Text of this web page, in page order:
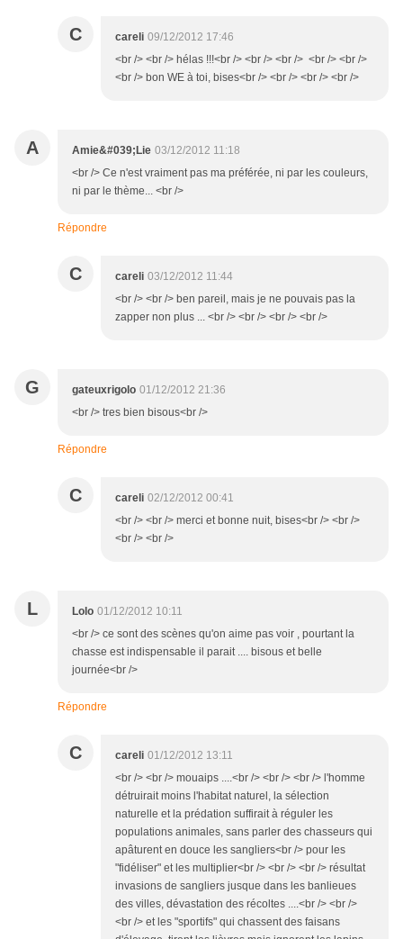
C careli 09/12/2012 17:46
<br /> <br /> hélas !!!<br /> <br /> <br /> <br /> <br />
<br /> bon WE à toi, bises<br /> <br /> <br /> <br />
A Amie&#039;Lie 03/12/2012 11:18
<br /> Ce n'est vraiment pas ma préférée, ni par les couleurs,
ni par le thème... <br />
Répondre
C careli 03/12/2012 11:44
<br /> <br /> ben pareil, mais je ne pouvais pas la
zapper non plus ... <br /> <br /> <br /> <br />
G gateuxrigolo 01/12/2012 21:36
<br /> tres bien bisous<br />
Répondre
C careli 02/12/2012 00:41
<br /> <br /> merci et bonne nuit, bises<br /> <br />
<br /> <br />
L Lolo 01/12/2012 10:11
<br /> ce sont des scènes qu'on aime pas voir , pourtant la
chasse est indispensable il parait .... bisous et belle
journée<br />
Répondre
C careli 01/12/2012 13:11
<br /> <br /> mouaips ....<br /> <br /> <br /> l'homme
détruirait moins l'habitat naturel, la sélection
naturelle et la prédation suffirait à réguler les
populations animales, sans parler des chasseurs qui
apâturent en douce les sangliers<br /> pour les
"fidéliser" et les multiplier<br /> <br /> <br /> résultat
invasions de sangliers jusque dans les banlieues
des villes, dévastation des récoltes ....<br /> <br />
<br /> et les "sportifs" qui chassent des faisans